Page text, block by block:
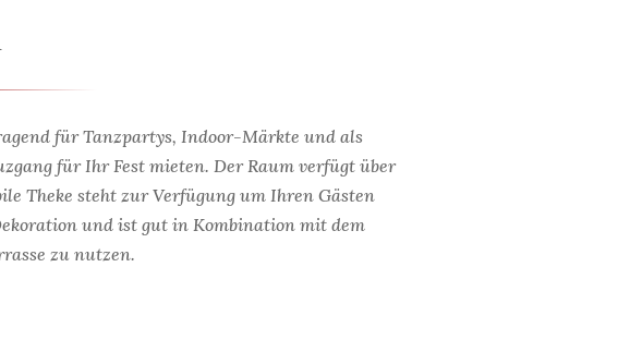
für Tanzpartys, Indoor-Märkte und als
für Ihr Fest mieten. Der Raum verfügt über
Theke steht zur Verfügung um Ihren Gästen
und ist gut in Kombination mit dem
zu nutzen.